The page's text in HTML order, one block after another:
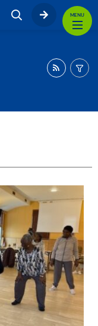
MENU